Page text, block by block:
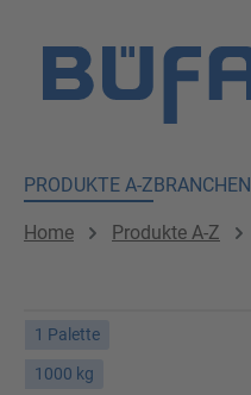
PRODUKTE A-ZBRANCHEN
Home Produkte A-Z
1 Palette
1000 kg